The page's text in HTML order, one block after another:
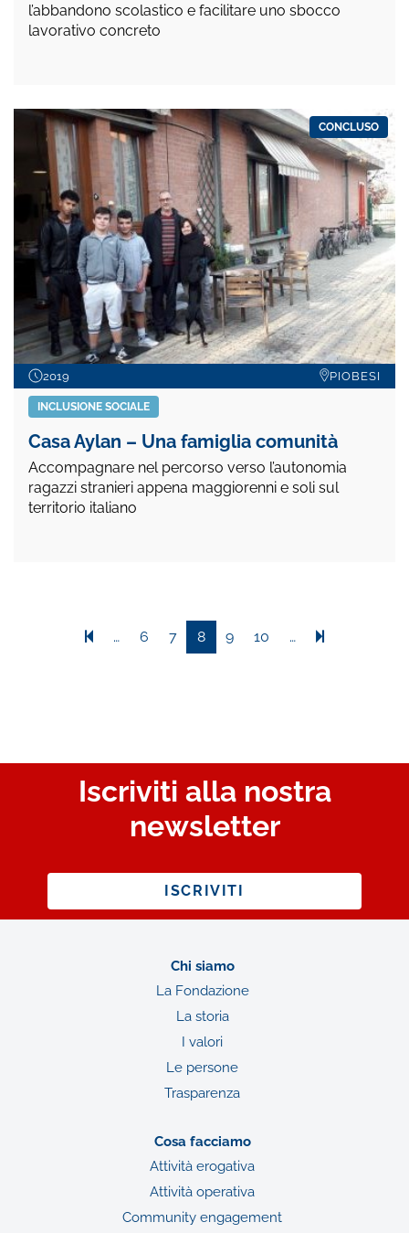
l’abbandono scolastico e facilitare uno sbocco
lavorativo concreto
CONCLUSO
2019 PIOBESI
INCLUSIONE SOCIALE
Casa Aylan – Una famiglia comunità
Accompagnare nel percorso verso l’autonomia
ragazzi stranieri appena maggiorenni e soli sul
territorio italiano
… 6 7 8 9 10 …
Iscriviti alla nostra
newsletter
ISCRIVITI
Chi siamo
La Fondazione
La storia
I valori
Le persone
Trasparenza
Cosa facciamo
Attività erogativa
Attività operativa
Community engagement